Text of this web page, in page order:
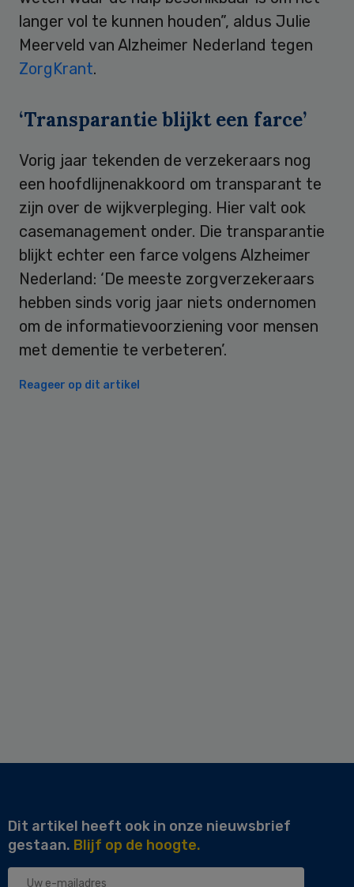
langer vol te kunnen houden”, aldus Julie
Meerveld van Alzheimer Nederland tegen
ZorgKrant.
‘Transparantie blijkt een farce’
Vorig jaar tekenden de verzekeraars nog
een hoofdlijnenakkoord om transparant te
zijn over de wijkverpleging. Hier valt ook
casemanagement onder. Die transparantie
blijkt echter een farce volgens Alzheimer
Nederland: ‘De meeste zorgverzekeraars
hebben sinds vorig jaar niets ondernomen
om de informatievoorziening voor mensen
met dementie te verbeteren’.
Reageer op dit artikel
Dit artikel heeft ook in onze nieuwsbrief
gestaan. Blijf op de hoogte.
Uw